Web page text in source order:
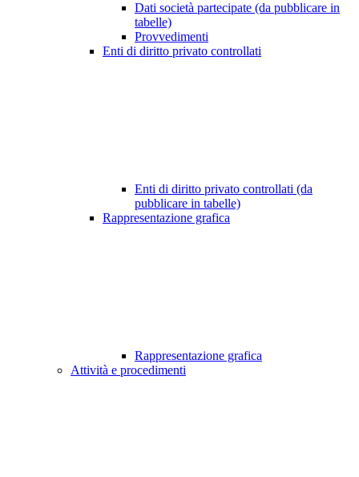
Dati società partecipate (da pubblicare in
tabelle)
Provvedimenti
Enti di diritto privato controllati
Enti di diritto privato controllati (da
pubblicare in tabelle)
Rappresentazione grafica
Rappresentazione grafica
Attività e procedimenti